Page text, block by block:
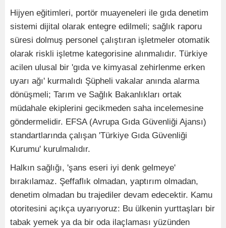
Hijyen eğitimleri, portör muayeneleri ile gıda denetim
sistemi dijital olarak entegre edilmeli; sağlık raporu
süresi dolmuş personel çalıştıran işletmeler otomatik
olarak riskli işletme kategorisine alınmalıdır. Türkiye
acilen ulusal bir 'gıda ve kimyasal zehirlenme erken
uyarı ağı' kurmalıdı Şüpheli vakalar anında alarma
dönüşmeli; Tarım ve Sağlık Bakanlıkları ortak
müdahale ekiplerini gecikmeden saha incelemesine
göndermelidir. EFSA (Avrupa Gıda Güvenliği Ajansı)
standartlarında çalışan 'Türkiye Gıda Güvenliği
Kurumu' kurulmalıdır.
Halkın sağlığı, 'şans eseri iyi denk gelmeye'
bırakılamaz. Şeffaflık olmadan, yaptırım olmadan,
denetim olmadan bu trajediler devam edecektir. Kamu
otoritesini açıkça uyarıyoruz: Bu ülkenin yurttaşları bir
tabak yemek ya da bir oda ilaçlaması yüzünden